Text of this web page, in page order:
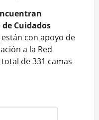
Cuidados
están con apoyo de
a la Red
de 331 camas